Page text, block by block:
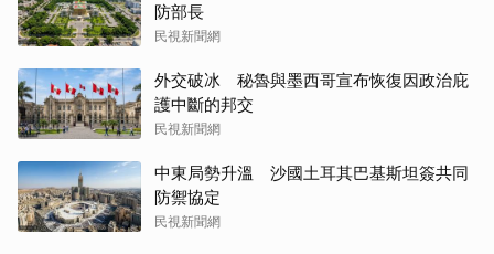
防部長
民視新聞網
外交破冰 秘魯與墨西哥宣布恢復因政治庇
護中斷的邦交
民視新聞網
中東局勢升溫 沙國土耳其巴基斯坦簽共同
防禦協定
民視新聞網